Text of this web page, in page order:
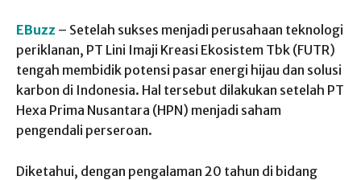
EBuzz – Setelah sukses menjadi perusahaan teknologi
periklanan, PT Lini Imaji Kreasi Ekosistem Tbk (FUTR)
tengah membidik potensi pasar energi hijau dan solusi
karbon di Indonesia. Hal tersebut dilakukan setelah PT
Hexa Prima Nusantara (HPN) menjadi saham
pengendali perseroan.
Diketahui, dengan pengalaman 20 tahun di bidang